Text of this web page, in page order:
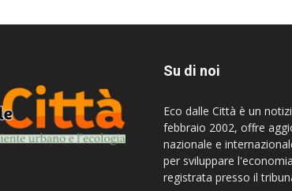
Su di noi
Eco dalle Città è un
febbraio 2002, offre
nazionale e
per sviluppare
registrata presso il